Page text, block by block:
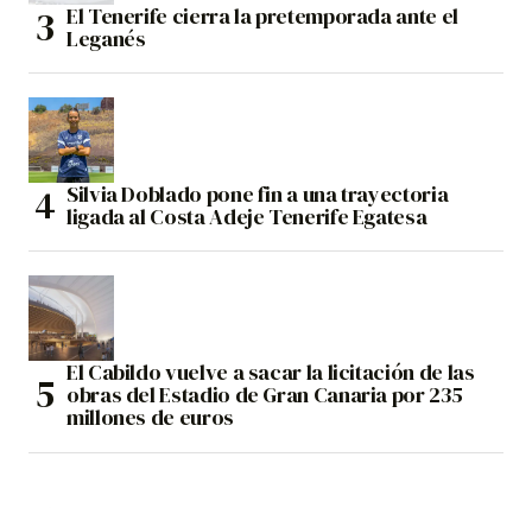
El Tenerife cierra la pretemporada ante el
Leganés
Silvia Doblado pone fin a una trayectoria
ligada al Costa Adeje Tenerife Egatesa
El Cabildo vuelve a sacar la licitación de las
obras del Estadio de Gran Canaria por 235
millones de euros